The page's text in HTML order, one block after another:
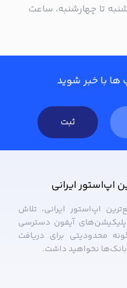
پشتیبانی ۰۲۱۵۷۹۴۲۰۰۰ | شنبه تا چهارشنبه، ساعت
ها با خبر شوید
ثبت
اپ‌استور ایرانی
اپ‌استور ایرانی، تلاش
آیفون دسترسی
محدودیتی برای دریافت
نخواهید داشت.